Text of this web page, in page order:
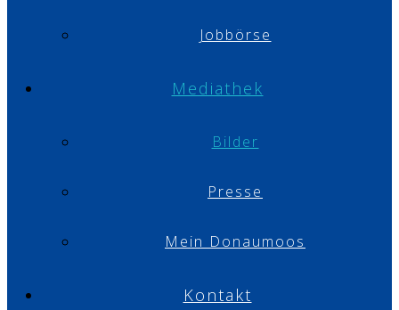
Jobbörse
Mediathek
Bilder
Presse
Mein Donaumoos
Kontakt